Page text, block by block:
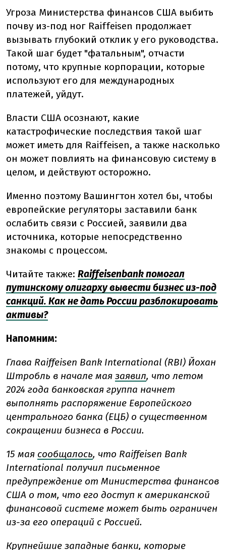
Угроза Министерства финансов США выбить
почву из-под ног Raiffeisen продолжает
вызывать глубокий отклик у его руководства.
Такой шаг будет "фатальным", отчасти
потому, что крупные корпорации, которые
используют его для международных
платежей, уйдут.
Власти США осознают, какие
катастрофические последствия такой шаг
может иметь для Raiffeisen, а также насколько
он может повлиять на финансовую систему в
целом, и действуют осторожно.
Именно поэтому Вашингтон хотел бы, чтобы
европейские регуляторы заставили банк
ослабить связи с Россией, заявили два
источника, которые непосредственно
знакомы с процессом.
Читайте также: Raiffeisenbank помогал
путинскому олигарху вывести бизнес из-под
санкций. Как не дать России разблокировать
активы?
Напомним:
Глава Raiffeisen Bank International (RBI) Йохан
Штробль в начале мая заявил, что летом
2024 года банковская группа начнет
выполнять распоряжение Европейского
центрального банка (ЕЦБ) о существенном
сокращении бизнеса в России.
15 мая сообщалось, что Raiffeisen Bank
International получил письменное
предупреждение от Министерства финансов
США о том, что его доступ к американской
финансовой системе может быть ограничен
из-за его операций с Россией.
Крупнейшие западные банки, которые